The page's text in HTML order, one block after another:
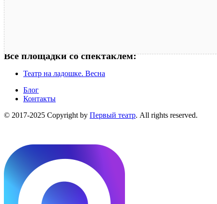
Все площадки со спектаклем:
Театр на ладошке. Весна
Блог
Контакты
© 2017-2025 Copyright by Первый театр. All rights reserved.